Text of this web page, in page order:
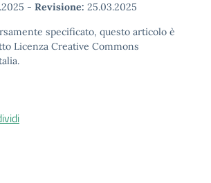
- Revisione: 25.03.2025
specificato, questo articolo è
Licenza Creative Commons